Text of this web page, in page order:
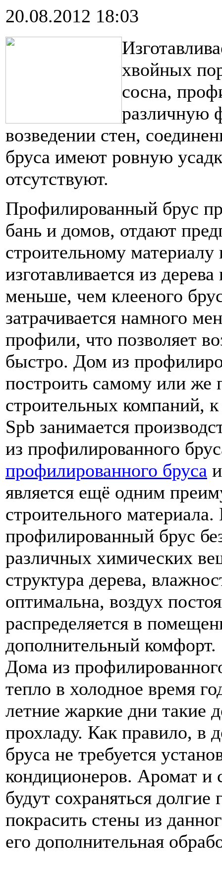
20.08.2012 18:03
хвойных
сосна,
различную
возведении стен,
бруса имеют ровную
отсутствуют.
Профилированный брус
бань и домов, отдают
строительному материалу
изготавливается из
меньше, чем клееного
затрачивается намного
профили, что позволяет
быстро. Дом из
построить самому или же
строительных компаний,
Spb занимается
из профилированного
профилированного бруса
является ещё одним
строительного материала.
профилированный брус
различных химических
структура дерева,
оптимальна, воздух
распределяется в
дополнительный комфорт.
Дома из
тепло в холодное время
летние жаркие дни такие
прохладу. Как правило, в
бруса не требуется
кондиционеров. Аромат и
будут сохраняться
покрасить стены из
его дополнительная